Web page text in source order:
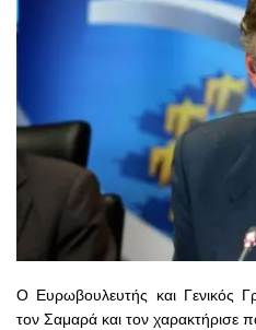
Ο Ευρωβουλευτής και Γενικός
τον Σαμαρά και τον χαρακτήρισε